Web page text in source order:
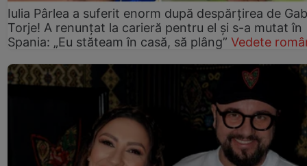
Iulia Pârlea a suferit enorm după despărțirea de
Torje! A renunțat la carieră pentru el și s-a mutat în
Spania: „Eu stăteam în casă, să plâng” Vedete